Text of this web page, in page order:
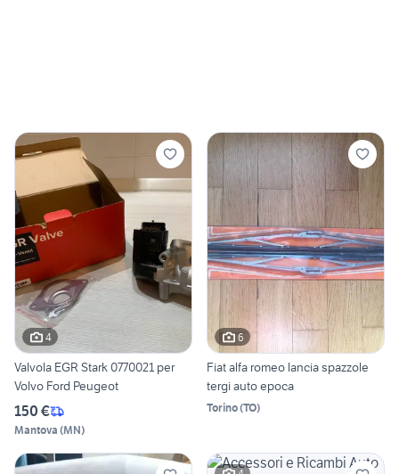
4
Valvola EGR Stark 0770021 per
Volvo Ford Peugeot
150 €
Mantova (MN)
6
Fiat alfa romeo lancia spazzole
tergi auto epoca
Torino(TO)